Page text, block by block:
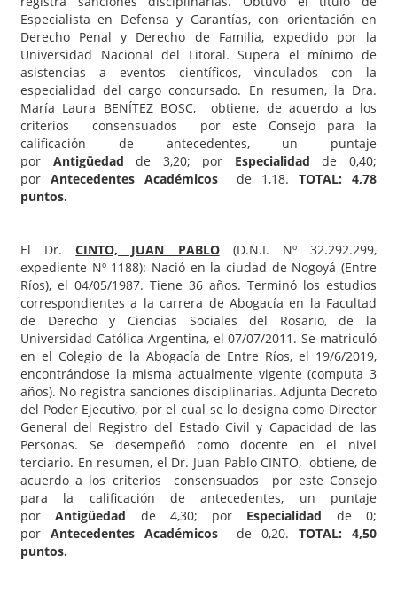
Especialista en Defensa y Garantías, con orientación en
Derecho Penal y Derecho de Familia, expedido por la
Universidad Nacional del Litoral. Supera el mínimo de
asistencias a eventos científicos, vinculados con la
especialidad del cargo concursado. En resumen, la Dra.
María Laura BENÍTEZ BOSC, obtiene, de acuerdo a los
criterios consensuados por este Consejo para la
calificación de antecedentes, un puntaje
por Antigüedad de 3,20; por Especialidad de 0,40;
por Antecedentes Académicosde 1,18.TOTAL: 4,78
puntos.
El Dr.CINTO, JUAN PABLO(D.N.I. Nº 32.292.299,
expediente Nº 1188): Nació en la ciudad de Nogoyá (Entre
Ríos), el 04/05/1987. Tiene 36 años. Terminó los estudios
correspondientes a la carrera de Abogacía en la Facultad
de Derecho y Ciencias Sociales del Rosario, de la
Universidad Católica Argentina, el 07/07/2011. Se matriculó
en el Colegio de la Abogacía de Entre Ríos, el 19/6/2019,
encontrándose la misma actualmente vigente (computa 3
años). No registra sanciones disciplinarias. Adjunta Decreto
del Poder Ejecutivo, por el cual se lo designa como Director
General del Registro del Estado Civil y Capacidad de las
Personas. Se desempeñó como docente en el nivel
terciario. En resumen, el Dr. Juan Pablo CINTO, obtiene, de
acuerdo a los criterios consensuados por este Consejo
para la calificación de antecedentes, un puntaje
porAntigüedad de 4,30; por Especialidad de 0;
por Antecedentes Académicosde 0,20.TOTAL: 4,50
puntos.